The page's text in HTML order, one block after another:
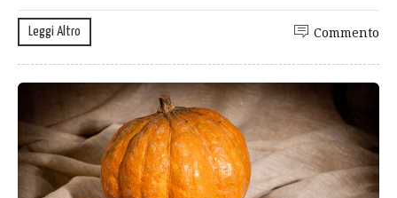
Leggi Altro Commento